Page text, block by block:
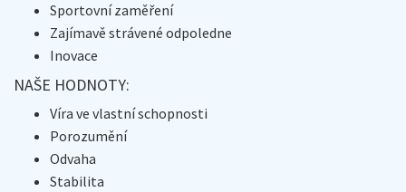
Sportovní zaměření
Zajímavě strávené odpoledne
Inovace
NAŠE HODNOTY:
Víra ve vlastní schopnosti
Porozumění
Odvaha
Stabilita